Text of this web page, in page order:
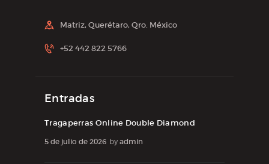
Matriz, Querétaro, Qro. México
+52 442 822 5766
Entradas
Tragaperras Online Double Diamond
5 de julio de 2026 byadmin